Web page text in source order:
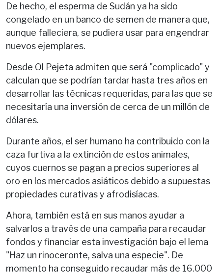
De hecho, el esperma de Sudán ya ha sido
congelado en un banco de semen de manera que,
aunque falleciera, se pudiera usar para engendrar
nuevos ejemplares.
Desde Ol Pejeta admiten que será "complicado" y
calculan que se podrían tardar hasta tres años en
desarrollar las técnicas requeridas, para las que se
necesitaría una inversión de cerca de un millón de
dólares.
Durante años, el ser humano ha contribuido con la
caza furtiva a la extinción de estos animales,
cuyos cuernos se pagan a precios superiores al
oro en los mercados asiáticos debido a supuestas
propiedades curativas y afrodisíacas.
Ahora, también está en sus manos ayudar a
salvarlos a través de una campaña para recaudar
fondos y financiar esta investigación bajo el lema
"Haz un rinoceronte, salva una especie". De
momento ha conseguido recaudar más de 16.000